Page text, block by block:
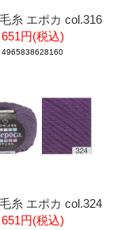
糸 エポカ col.316
651円(税込)
4965838628160
糸 エポカ col.324
651円(税込)